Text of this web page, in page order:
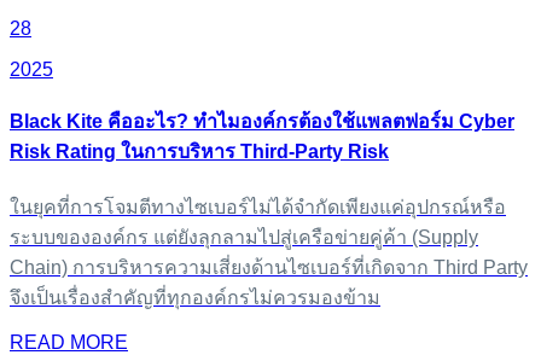
28
2025
Black Kite คืออะไร? ทำไมองค์กรต้องใช้แพลตฟอร์ม Cyber
Risk Rating ในการบริหาร Third-Party Risk
ในยุคที่การโจมตีทางไซเบอร์ไม่ได้จำกัดเพียงแค่อุปกรณ์หรือ
ระบบขององค์กร แต่ยังลุกลามไปสู่เครือข่ายคู่ค้า (Supply
Chain) การบริหารความเสี่ยงด้านไซเบอร์ที่เกิดจาก Third Party
จึงเป็นเรื่องสำคัญที่ทุกองค์กรไม่ควรมองข้าม
READ MORE